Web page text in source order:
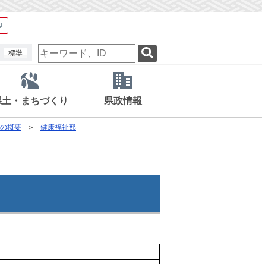
検
索
ー
ー
ド
土・まちづくり 県政情報
概要
健康福祉部